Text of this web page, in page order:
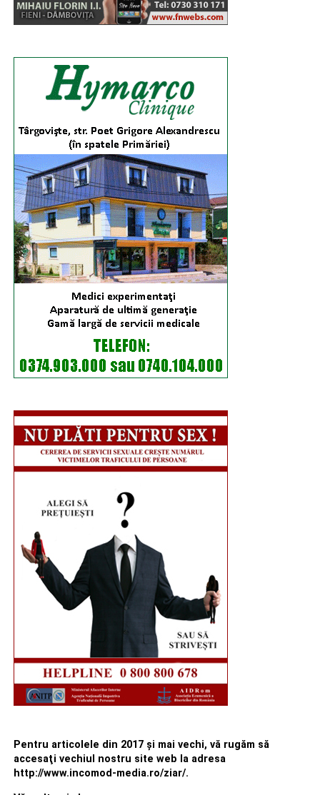
Pentru articolele din 2017 şi mai vechi, vă rugăm să
accesaţi vechiul nostru site web la adresa
http://www.incomod-media.ro/ziar/.